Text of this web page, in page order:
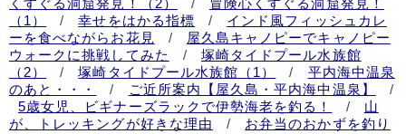
（1）
/ 幸せをはかる指標 /
インド風フィッシュカレ
ーを食べながらお花見
/
屋久島キャノピーでキャノピー
ウォークに挑戦してみた
/
塚崎タイドプール水族館
（2）
/ 塚崎タイドプール水族館（1） /
平内海中温泉
のあと・・・
/ ご近所案内【屋久島・平内海中温泉】
/
5歳女児、ビギナーズラックで伊勢海老を釣る！
/
山
が、トレッキングが好きな理由
/
お弁当のおかずを釣り